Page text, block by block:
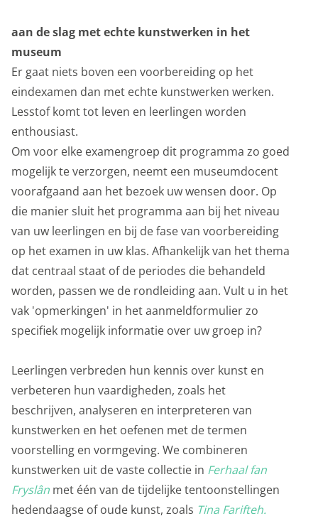
onderwijs
over het museum
aan de slag met echte kunstwerken in het
museum
Er gaat niets boven een voorbereiding op het
eindexamen dan met echte kunstwerken werken.
Lesstof komt tot leven en leerlingen worden
enthousiast.
Om voor elke examengroep dit programma zo goed
mogelijk te verzorgen, neemt een museumdocent
voorafgaand aan het bezoek uw wensen door. Op
die manier sluit het programma aan bij het niveau
van uw leerlingen en bij de fase van voorbereiding
op het examen in uw klas. Afhankelijk van het thema
dat centraal staat of de periodes die behandeld
worden, passen we de rondleiding aan. Vult u in het
vak 'opmerkingen' in het aanmeldformulier zo
specifiek mogelijk informatie over uw groep in?
Leerlingen verbreden hun kennis over kunst en
verbeteren hun vaardigheden, zoals het
beschrijven, analyseren en interpreteren van
kunstwerken en het oefenen met de termen
voorstelling en vormgeving. We combineren
kunstwerken uit de vaste collectie in Ferhaal fan
Fryslân met één van de tijdelijke tentoonstellingen
hedendaagse of oude kunst, zoals Tina Farifteh.